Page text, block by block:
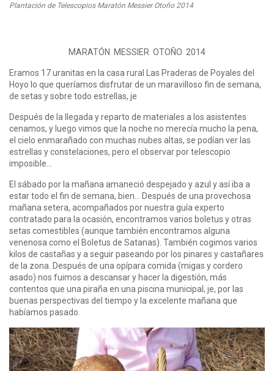
Plantación de Telescopios Maratón Messier Otoño 2014
MARATÓN MESSIER OTOÑO 2014
Eramos 17 uranitas en la casa rural Las Praderas de Poyales del
Hoyo lo que queríamos disfrutar de un maravilloso fin de semana,
de setas y sobre todo estrellas, je
Después de la llegada y reparto de materiales a los asistentes
cenamos, y luego vimos que la noche no merecía mucho la pena,
el cielo enmarañado con muchas nubes altas, se podían ver las
estrellas y constelaciones, pero el observar por telescopio
imposible…
El sábado por la mañana amaneció despejado y azul y así iba a
estar todo el fin de semana, bien… Después de una provechosa
mañana setera, acompañados por nuestra guía experto
contratado para la ocasión, encontramos varios boletus y otras
setas comestibles (aunque también encontramos alguna
venenosa como el Boletus de Satanas). También cogimos varios
kilos de castañas y a seguir paseando por los pinares y castañares
de la zona. Después de una opípara comida (migas y cordero
asado) nos fuimos a descansar y hacer la digestión, más
contentos que una piraña en una piscina municipal, je, por las
buenas perspectivas del tiempo y la excelente mañana que
habíamos pasado.